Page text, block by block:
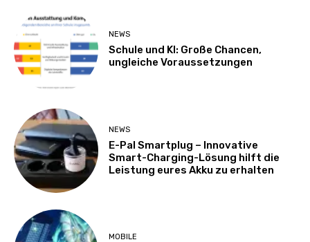
NEWS
Schule und KI: Große Chancen,
ungleiche Voraussetzungen
NEWS
E-Pal Smartplug – Innovative
Smart-Charging-Lösung hilft die
Leistung eures Akku zu erhalten
MOBILE